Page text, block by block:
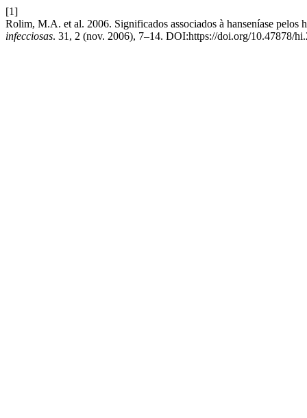
[1]
Rolim, M.A. et al. 2006. Significados associados à hanseníase pelos
infecciosas. 31, 2 (nov. 2006), 7–14. DOI:https://doi.org/10.47878/